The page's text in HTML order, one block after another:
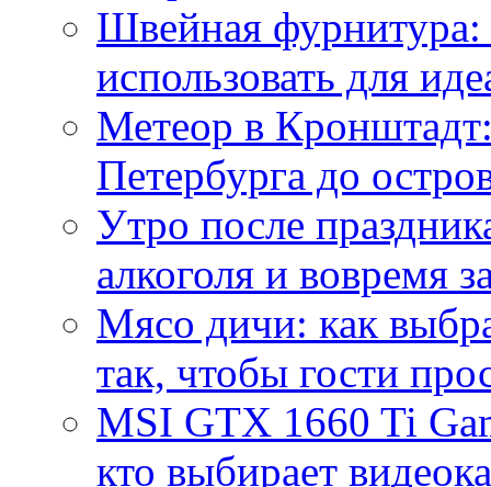
Швейная фурнитура:
использовать для
Метеор в
Петербурга до
Утро после
алкоголя и вовремя
Мясо дичи: как
так, чтобы гости
MSI GTX 1660 Ti
кто выбирает